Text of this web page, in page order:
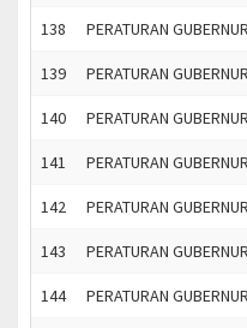
138 PERATURAN
139 PERATURAN
140 PERATURAN
141 PERATURAN
142 PERATURAN
143 PERATURAN
144 PERATURAN